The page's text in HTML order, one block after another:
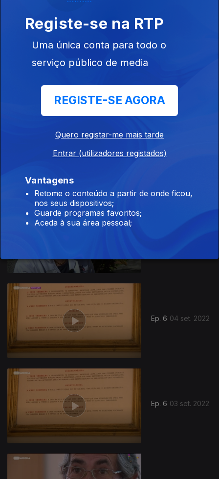
Ep. 8
Ep. 6 04 set. 2022
Ep. 6 03 set. 2022
Registe-se na RTP
Uma única conta para todo o
serviço público de media
REGISTE-SE AGORA
Quero registar-me mais tarde
Entrar (utilizadores registados)
Vantagens
Retome o conteúdo a partir de onde ficou,
nos seus dispositivos;
Guarde programas favoritos;
Aceda à sua área pessoal;